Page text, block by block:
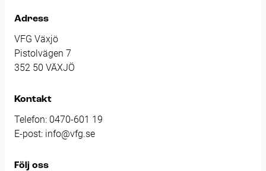
Adress
VFG Växjö
Pistolvägen 7
352 50 VÄXJÖ
Kontakt
Telefon: 0470-601 19
E-post: info@vfg.se
Följ oss